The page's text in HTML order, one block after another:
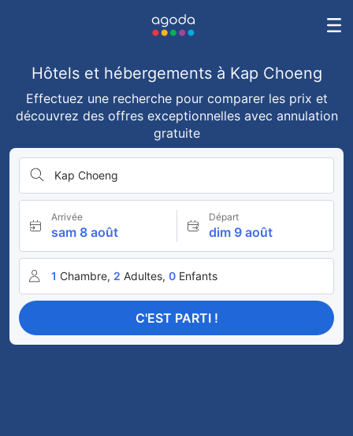
Hôtels et hébergements à Kap Choeng
Effectuez une recherche pour comparer les prix et
découvrez des offres exceptionnelles avec annulation
gratuite
Kap Choeng
Arrivée
sam 8 août
Départ
dim 9 août
1 Chambre, 2 Adultes, 0 Enfants
C'EST PARTI !